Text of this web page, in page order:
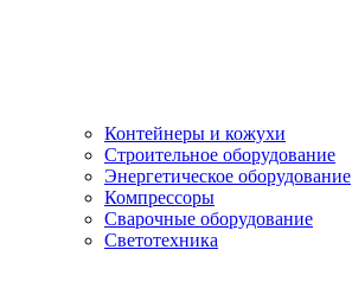
Контейнеры и кожухи
Строительное оборудование
Энергетическое оборудование
Компрессоры
Сварочные оборудование
Светотехника